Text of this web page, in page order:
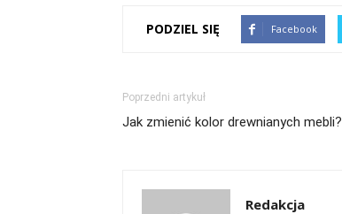
PODZIEL SIĘ Facebook
Poprzedni artykuł
Jak zmienić kolor drewnianych mebli?
Redakcja